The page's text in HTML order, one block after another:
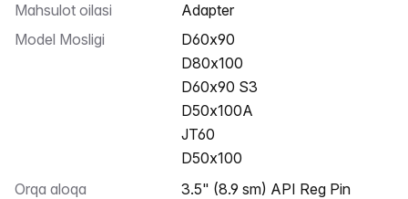
Mahsulot oilasi
Adapter
Model Mosligi
D60x90
D80x100
D60x90 S3
D50x100A
JT60
D50x100
Orqa aloqa
3.5" (8.9 sm) API Reg Pin